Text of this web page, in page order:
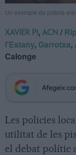
Un exemple de pistola
XAVIER PI , ACN /
l'Estany, Garrotxa,
Calonge
Les policies
utilitat de les
el debat polític